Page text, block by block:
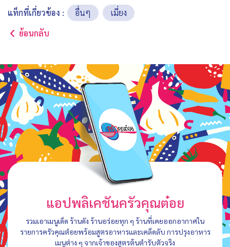
แท็กที่เกี่ยวข้อง : อื่นๆ
เมี่ยง
ย้อนกลับ
แอปพลิเคชันครัวคุณต๋อย
รวมเอาเมนูเด็ด ร้านดัง ร้านอร่อยทุก ๆ ร้านที่เคยออกอากาศใน
รายการครัวคุณต๋อยพร้อมสูตรอาหารและเคล็ดลับ การปรุงอาหาร
เมนูต่าง ๆ จากเจ้าของสูตรต้นตำรับตัวจริง